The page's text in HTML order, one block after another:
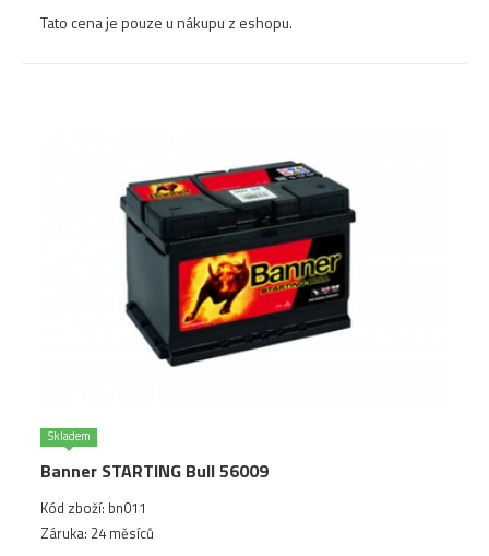
Tato cena je pouze u nákupu z eshopu.
Skladem
Banner STARTING Bull 56009
Kód zboží: bn011
Záruka: 24 měsíců